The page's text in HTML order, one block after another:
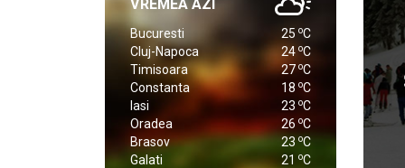
VREMEA AZI
Bucuresti 25 oC
Cluj-Napoca
24 oC
Timisoara
27oC
Constanta
18 oC
Iasi
23 oC
Oradea
26 oC
Brasov
23 oC
Galati
21 oC